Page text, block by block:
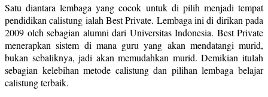
Satu diantara lembaga yang cocok untuk di pilih menjadi tempat
pendidikan calistung ialah Best Private. Lembaga ini di dirikan pada
2009 oleh sebagian alumni dari Universitas Indonesia. Best Private
menerapkan sistem di mana guru yang akan mendatangi murid,
bukan sebaliknya, jadi akan memudahkan murid. Demikian itulah
sebagian kelebihan metode calistung dan pilihan lembaga belajar
calistung terbaik.